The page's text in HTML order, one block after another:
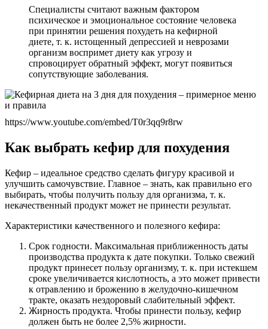
Специалисты считают важным фактором
психическое и эмоциональное состояние человека
при принятии решения похудеть на кефирной
диете, т. к. истощенный депрессией и неврозами
организм воспримет диету как угрозу и
спровоцирует обратный эффект, могут появиться
сопутствующие заболевания.
https://www.youtube.com/embed/T0r3qq9r8rw
Как выбрать кефир для похудения
Кефир – идеальное средство сделать фигуру красивой и
улучшить самочувствие. Главное – знать, как правильно его
выбирать, чтобы получить пользу для организма, т. к.
некачественный продукт может не принести результат.
Характеристики качественного и полезного кефира:
Срок годности. Максимальная приближенность даты
производства продукта к дате покупки. Только свежий
продукт принесет пользу организму, т. к. при истекшем
сроке увеличивается кислотность, а это может привести
к отравлению и брожению в желудочно-кишечном
тракте, оказать нездоровый слабительный эффект.
Жирность продукта. Чтобы принести пользу, кефир
должен быть не более 2,5% жирности.